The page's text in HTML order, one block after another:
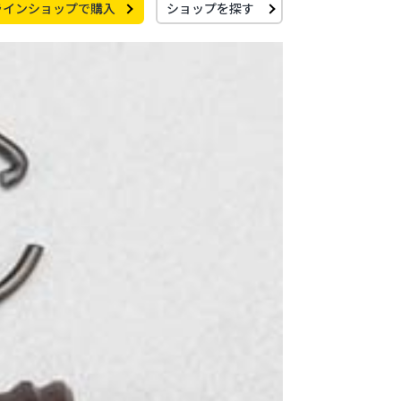
ンショップで購入 ショップを探す